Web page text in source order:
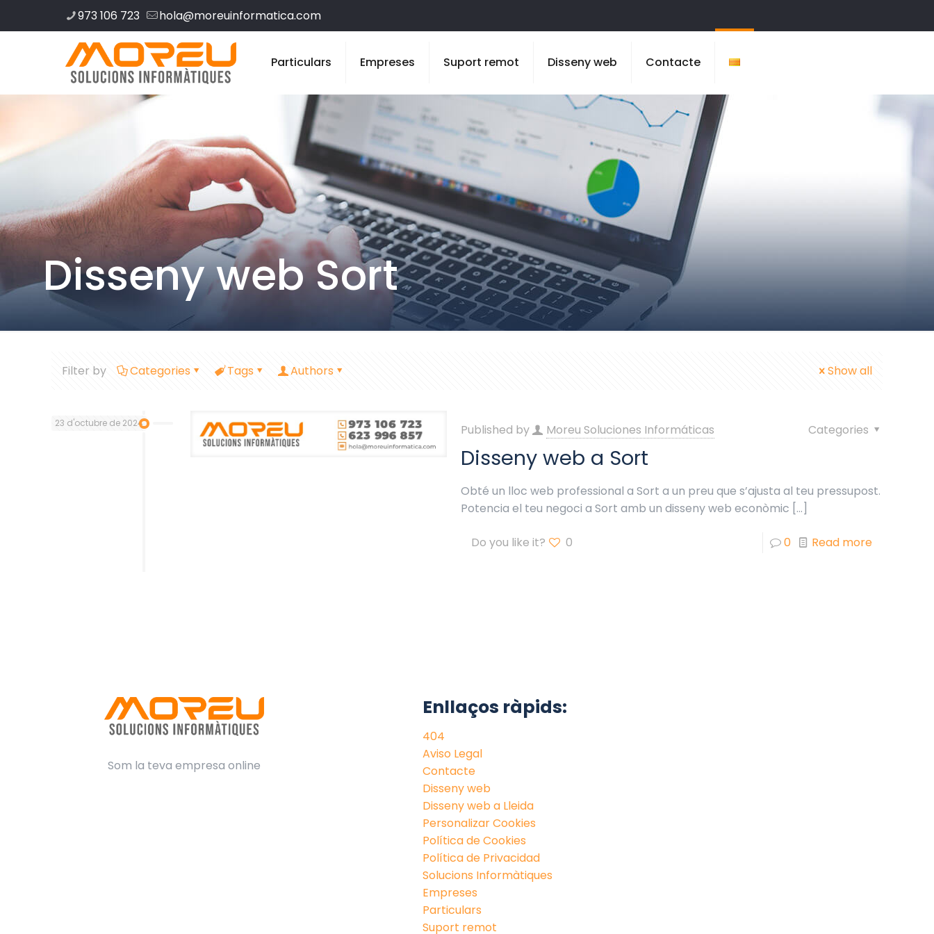
973 106 723 hola@moreuinformatica.com
Particulars Empreses Suport remot Disseny web Contacte
Disseny web Sort
Filter by Categories Tags Authors Show all
23 d'octubre de 2024 Published by Moreu Soluciones Informáticas Categories
Disseny web a Sort
Obté un lloc web professional a Sort a un preu que s’ajusta al teu pressupost.
Potencia el teu negoci a Sort amb un disseny web econòmic […]
Do you like it? 0 0 Read more
Som la teva empresa online
Enllaços ràpids:
404
Aviso Legal
Contacte
Disseny web
Disseny web a Lleida
Personalizar Cookies
Política de Cookies
Política de Privacidad
Solucions Informàtiques
Empreses
Particulars
Suport remot